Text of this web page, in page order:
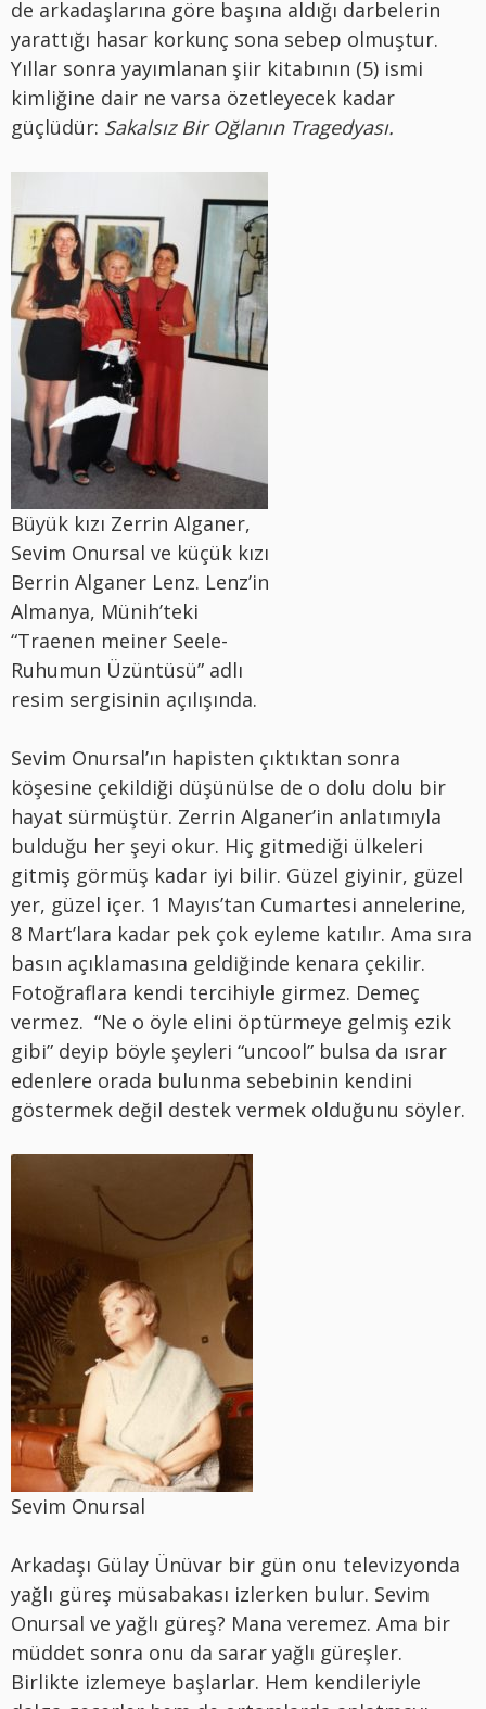
de arkadaşlarına göre başına aldığı darbelerin
yarattığı hasar korkunç sona sebep olmuştur.
Yıllar sonra yayımlanan şiir kitabının (5) ismi
kimliğine dair ne varsa özetleyecek kadar
güçlüdür: Sakalsız Bir Oğlanın Tragedyası.
Büyük kızı Zerrin Alganer,
Sevim Onursal ve küçük kızı
Berrin Alganer Lenz. Lenz’in
Almanya, Münih’teki
“Traenen meiner Seele-
Ruhumun Üzüntüsü” adlı
resim sergisinin açılışında.
Sevim Onursal’ın hapisten çıktıktan sonra
köşesine çekildiği düşünülse de o dolu dolu bir
hayat sürmüştür. Zerrin Alganer’in anlatımıyla
bulduğu her şeyi okur. Hiç gitmediği ülkeleri
gitmiş görmüş kadar iyi bilir. Güzel giyinir, güzel
yer, güzel içer. 1 Mayıs’tan Cumartesi annelerine,
8 Mart’lara kadar pek çok eyleme katılır. Ama sıra
basın açıklamasına geldiğinde kenara çekilir.
Fotoğraflara kendi tercihiyle girmez. Demeç
vermez. “Ne o öyle elini öptürmeye gelmiş ezik
gibi” deyip böyle şeyleri “uncool” bulsa da ısrar
edenlere orada bulunma sebebinin kendini
göstermek değil destek vermek olduğunu söyler.
Sevim Onursal
Arkadaşı Gülay Ünüvar bir gün onu televizyonda
yağlı güreş müsabakası izlerken bulur. Sevim
Onursal ve yağlı güreş? Mana veremez. Ama bir
müddet sonra onu da sarar yağlı güreşler.
Birlikte izlemeye başlarlar. Hem kendileriyle